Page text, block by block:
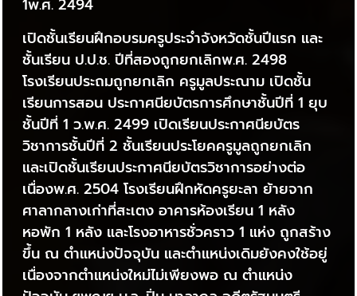
1พ.ศ. 2494
เปิดชั้นเรียนฝึกอบรมครูประจำจังหวัดชั้นปีแรก และ
ชั้นเรียน ป.ป.ช. ปีที่สองถูกยกเลิกพ.ศ. 2498
โรงเรียนประถมถูกยกเลิก ครูมูลประณาม เปิดชั้น
เรียนการสอน ประกาศนียบัตรการศึกษาชั้นปีที่ 1 ยุบ
ชั้นปีที่ 1 ว.พ.ศ. 2499 เปิดเรียนประกาศนียบัตร
วิชาการชั้นปีที่ 2 ชั้นเรียนประโยคครูมูลถูกยกเลิก
และเปิดชั้นเรียนประกาศนียบัตรวิชาการอย่างต่อ
เนื่องพ.ศ. 2504 โรงเรียนฝึกหัดครูยะลา ย้ายจาก
ศาลากลางเก่าที่สะเตง อาคารห้องเรียน 1 หลัง
หอพัก 1 หลัง และโรงอาหารชั่วคราว 1 แห่ง ถูกสร้าง
ขึ้น ณ ตำแหน่งปัจจุบัน และตำแหน่งเดิมยังคงใช้อยู่
เนื่องจากตำแหน่งใหม่ไม่เพียงพอ ณ ตำแหน่ง